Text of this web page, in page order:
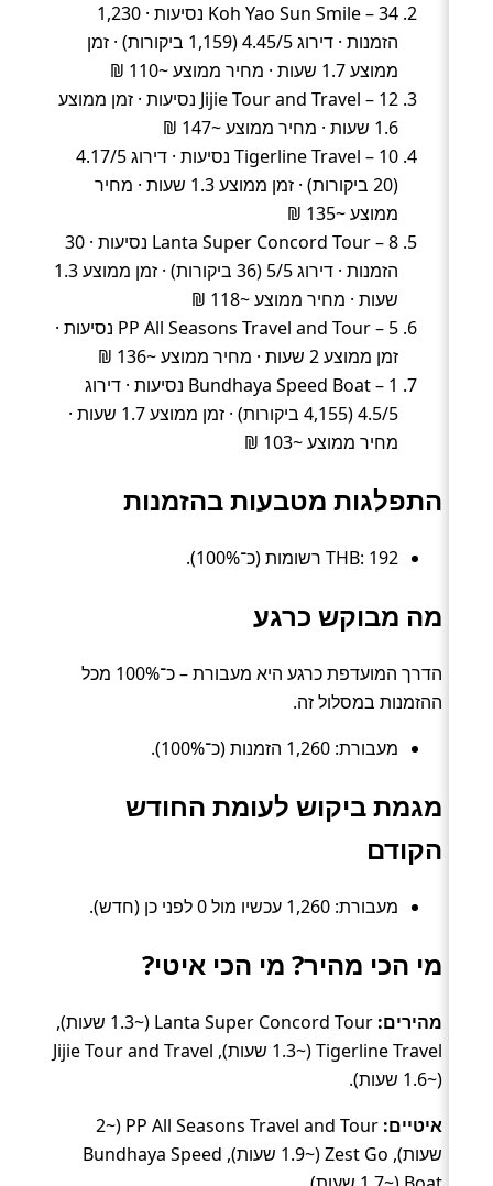
Koh Yao Sun Smile – 34 נסיעות · 1,230
הזמנות · דירוג 4.45/5 (1,159 ביקורות) · זמן
ממוצע 1.7 שעות · מחיר ממוצע ~110 ₪
Jijie Tour and Travel – 12 נסיעות · זמן ממוצע
1.6 שעות · מחיר ממוצע ~147 ₪
Tigerline Travel – 10 נסיעות · דירוג 4.17/5
(20 ביקורות) · זמן ממוצע 1.3 שעות · מחיר
ממוצע ~135 ₪
Lanta Super Concord Tour – 8 נסיעות · 30
הזמנות · דירוג 5/5 (36 ביקורות) · זמן ממוצע 1.3
שעות · מחיר ממוצע ~118 ₪
PP All Seasons Travel and Tour – 5 נסיעות ·
זמן ממוצע 2 שעות · מחיר ממוצע ~136 ₪
Bundhaya Speed Boat – 1 נסיעות · דירוג
4.5/5 (4,155 ביקורות) · זמן ממוצע 1.7 שעות ·
מחיר ממוצע ~103 ₪
התפלגות מטבעות בהזמנות
THB: 192 רשומות (כ־100%).
מה מבוקש כרגע
הדרך המועדפת כרגע היא מעבורת – כ־100% מכל
ההזמנות במסלול זה.
מעבורת: 1,260 הזמנות (כ־100%).
מגמת ביקוש לעומת החודש
הקודם
מעבורת: 1,260 עכשיו מול 0 לפני כן (חדש).
מי הכי מהיר? מי הכי איטי?
מהירים:
Lanta Super Concord Tour (~1.3 שעות),
Tigerline Travel (~1.3 שעות), Jijie Tour and Travel
(~1.6 שעות).
איטיים:
PP All Seasons Travel and Tour (~2
שעות), Zest Go (~1.9 שעות), Bundhaya Speed